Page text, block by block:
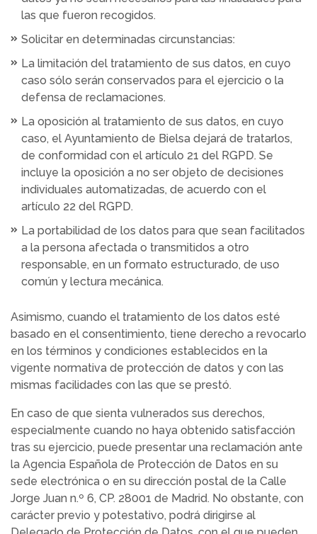
las que fueron recogidos.
Solicitar en determinadas circunstancias:
La limitación del tratamiento de sus datos, en cuyo
caso sólo serán conservados para el ejercicio o la
defensa de reclamaciones.
La oposición al tratamiento de sus datos, en cuyo
caso, el Ayuntamiento de Bielsa dejará de tratarlos,
de conformidad con el artículo 21 del RGPD. Se
incluye la oposición a no ser objeto de decisiones
individuales automatizadas, de acuerdo con el
artículo 22 del RGPD.
La portabilidad de los datos para que sean facilitados
a la persona afectada o transmitidos a otro
responsable, en un formato estructurado, de uso
común y lectura mecánica.
Asimismo, cuando el tratamiento de los datos esté
basado en el consentimiento, tiene derecho a revocarlo
en los términos y condiciones establecidos en la
vigente normativa de protección de datos y con las
mismas facilidades con las que se prestó.
En caso de que sienta vulnerados sus derechos,
especialmente cuando no haya obtenido satisfacción
tras su ejercicio, puede presentar una reclamación ante
la Agencia Española de Protección de Datos en su
sede electrónica o en su dirección postal de la Calle
Jorge Juan n.º 6, CP. 28001 de Madrid. No obstante, con
carácter previo y potestativo, podrá dirigirse al